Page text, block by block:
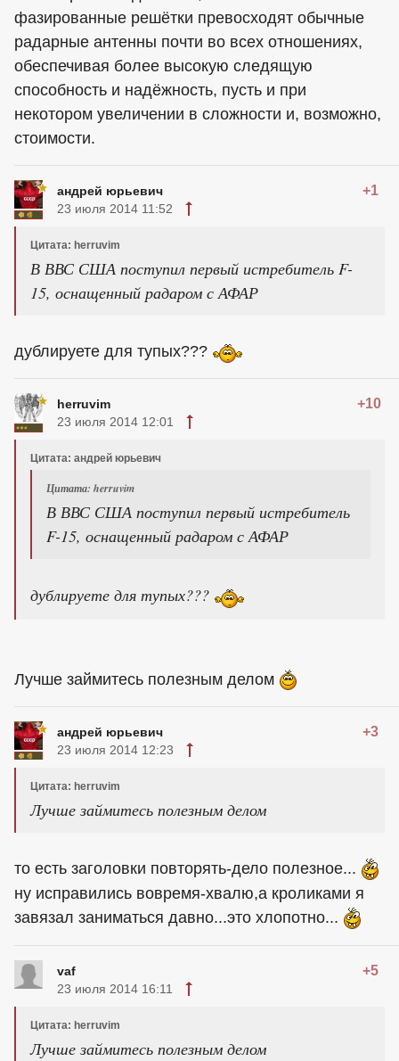
фазированные решётки превосходят обычные
радарные антенны почти во всех отношениях,
обеспечивая более высокую следящую
способность и надёжность, пусть и при
некотором увеличении в сложности и, возможно,
стоимости.
андрей юрьевич +1
23 июля 2014 11:52
Цитата: herruvim
В ВВС США поступил первый истребитель F-
15, оснащенный радаром с АФАР
дублируете для тупых???
herruvim +10
23 июля 2014 12:01
Цитата: андрей юрьевич
Цитата: herruvim
В ВВС США поступил первый истребитель
F-15, оснащенный радаром с АФАР
дублируете для тупых???
Лучше займитесь полезным делом
андрей юрьевич +3
23 июля 2014 12:23
Цитата: herruvim
Лучше займитесь полезным делом
то есть заголовки повторять-дело полезное...
ну исправились вовремя-хвалю,а кроликами я
завязал заниматься давно...это хлопотно...
vaf +5
23 июля 2014 16:11
Цитата: herruvim
Лучше займитесь полезным делом